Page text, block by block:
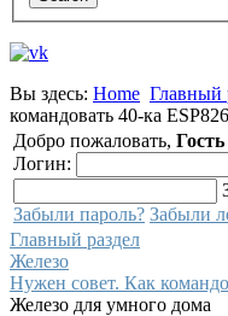
Вы здесь: Home Главный
командовать 40-ка
Добро пожаловать, Гость
Логин:
Забыли пароль? Забыли
Главный раздел
Железо
Нужен совет. Как
Железо для умного дома